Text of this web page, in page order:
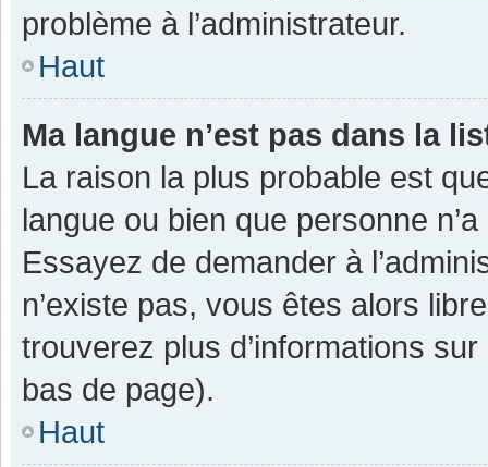
problème à l’administrateur.
Haut
Ma langue n’est pas dans la
La raison la plus probable est
langue ou bien que personne
Essayez de demander à
n’existe pas, vous êtes alors
trouverez plus d’informations
bas de page).
Haut